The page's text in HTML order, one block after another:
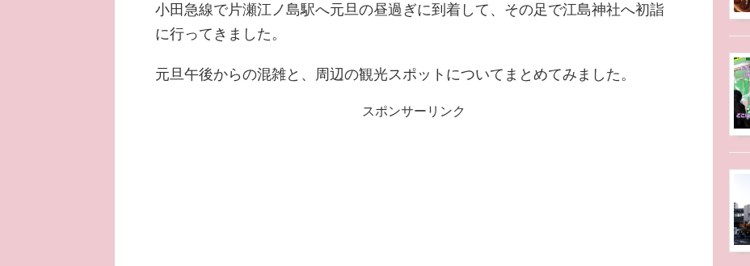
小田急線で片瀬江ノ島駅へ元旦の昼過ぎに到着して、その足で江島神社へ初詣
に行ってきました。
元旦午後からの混雑と、周辺の観光スポットについてまとめてみました。
スポンサーリンク